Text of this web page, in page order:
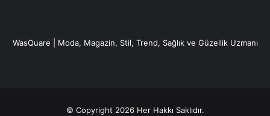
WasQuare | Moda, Magazin, Stil, Trend, Sağlık ve Güzellik Uzmanı
© Copyright 2026 Her Hakkı Saklıdır.